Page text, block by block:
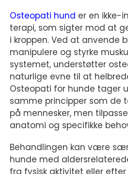
Osteopati hund er en ikke-
terapi, som sigter mod at
i kroppen. Ved at anvende
manipulere og styrke
systemet, understøtter
naturlige evne til at
Osteopati for hunde tager
samme principper som de
på mennesker, men
anatomi og specifikke
Behandlingen kan være
hunde med
fra fysisk aktivitet eller